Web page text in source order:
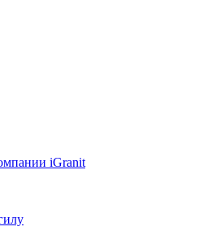
iGranit